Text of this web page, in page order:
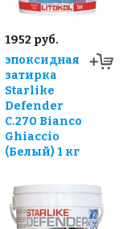
1952 руб.
эпоксидная
затирка
Starlike
Defender
С.270 Bianco
Ghiaccio
(Белый) 1 кг